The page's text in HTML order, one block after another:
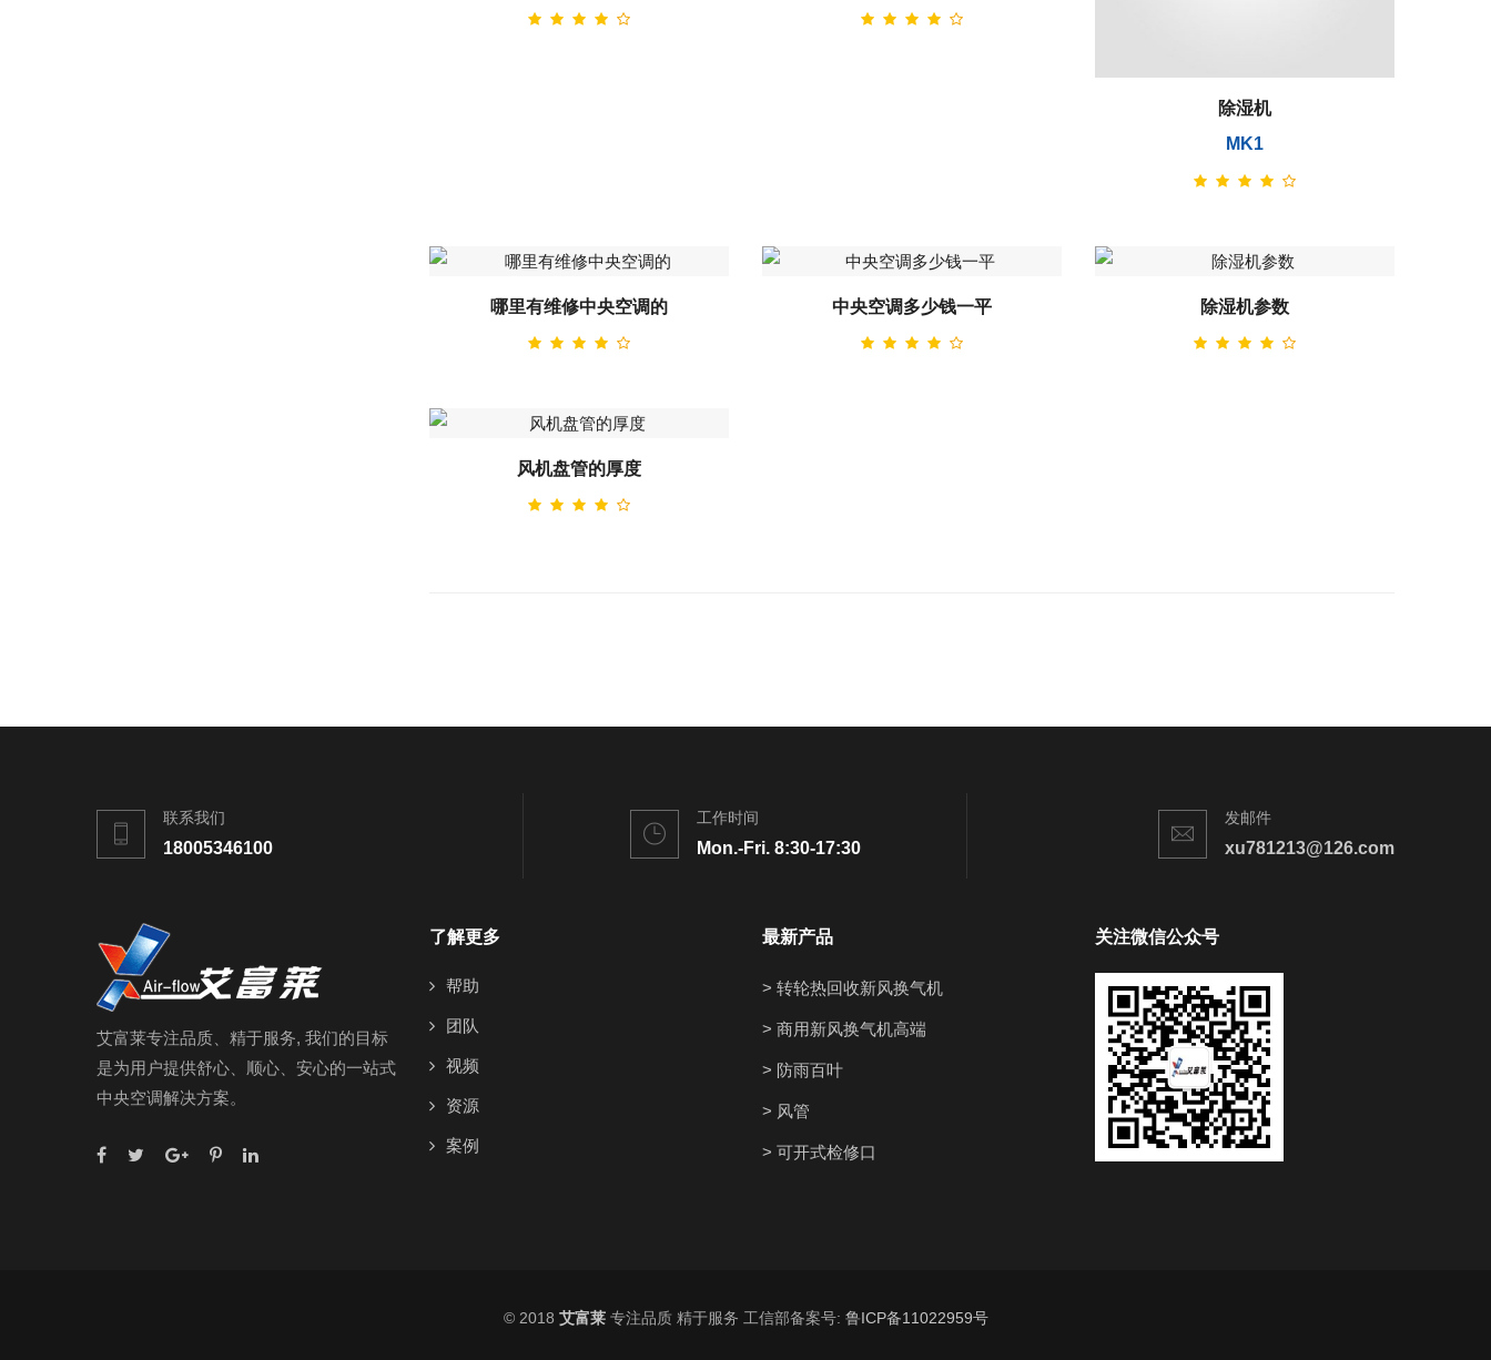
除湿机
MK1
哪里有维修中央空调的 中央空调多少钱一平 除湿机参数
风机盘管的厚度
联系我们
18005346100
工作时间
Mon.-Fri. 8:30-17:30
发邮件
xu781213@126.com
艾富莱专注品质、精于服务, 我们的目标
是为用户提供舒心、顺心、安心的一站式
中央空调解决方案。
了解更多
帮助
团队
视频
资源
案例
最新产品
> 转轮热回收新风换气机
> 商用新风换气机高端
> 防雨百叶
> 风管
> 可开式检修口
关注微信公众号
© 2018 艾富莱专注品质 精于服务 工信部备案号: 鲁ICP备11022959号